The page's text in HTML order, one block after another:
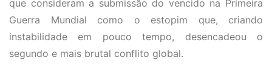
que consideram a submissão do vencido na Primeira
Guerra Mundial como o estopim que, criando
instabilidade em pouco tempo, desencadeou o
segundo e mais brutal conflito global.